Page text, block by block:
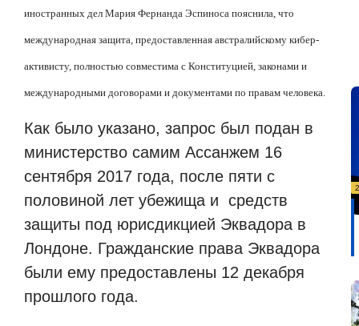
иностранных дел Мария Фернанда Эспиноса пояснила, что
международная защита, предоставленная австралийскому кибер-
активисту, полностью совместима с Конституцией, законами и
международными договорами и документами по правам человека.
Как было указано, запрос был подан в
министерство самим Ассанжем 16
сентября 2017 года, после пяти с
половиной лет убежища и средств
защиты под юрисдикцией Эквадора в
Лондоне. Гражданские права Эквадора
были ему предоставлены 12 декабря
прошлого года.